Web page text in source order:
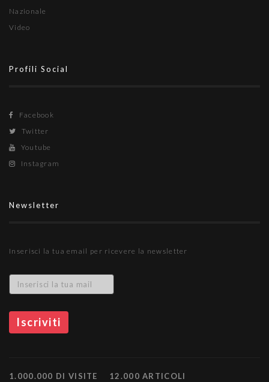
Nazionale
Video
Profili Social
Facebook
Twitter
Youtube
Instagram
Newsletter
Inserisci la tua email per ricevere la newsletter
1.000.000 DI VISITE 12.000 ARTICOLI